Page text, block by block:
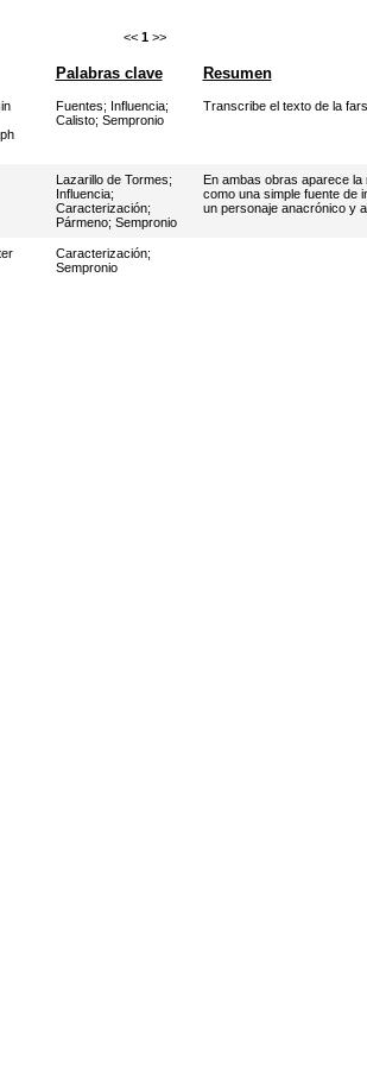
<< 1 >>
Palabras clave Resumen
Fuentes; Influencia;
Calisto; Sempronio
Transcribe el texto de la
Lazarillo de Tormes;
Influencia;
Caracterización;
Pármeno; Sempronio
En ambas obras aparece
como una simple fuente de
un personaje anacrónico y
Caracterización;
Sempronio